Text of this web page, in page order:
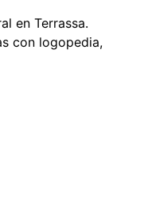
en Terrassa.
con logopedia,